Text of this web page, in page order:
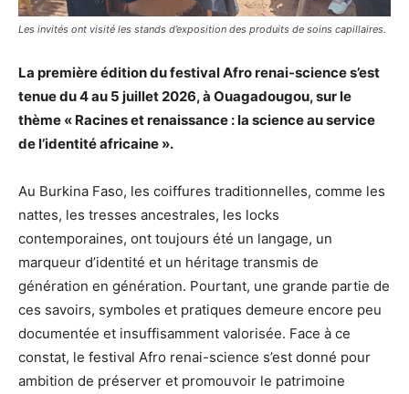
Les invités ont visité les stands d’exposition des produits de soins capillaires.
La première édition du festival Afro renai-science s’est
tenue du 4 au 5 juillet 2026, à Ouagadougou, sur le
thème « Racines et renaissance : la science au service
de l’identité africaine ».
Au Burkina Faso, les coiffures traditionnelles, comme les
nattes, les tresses ancestrales, les locks
contemporaines, ont toujours été un langage, un
marqueur d’identité et un héritage transmis de
génération en génération. Pourtant, une grande partie de
ces savoirs, symboles et pratiques demeure encore peu
documentée et insuffisamment valorisée. Face à ce
constat, le festival Afro renai-science s’est donné pour
ambition de préserver et promouvoir le patrimoine